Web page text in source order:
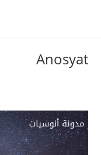
Anosyat